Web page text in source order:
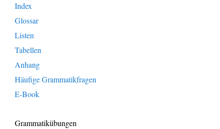
Index
Glossar
Listen
Tabellen
Anhang
Häufige Grammatikfragen
E-Book
Grammatikübungen